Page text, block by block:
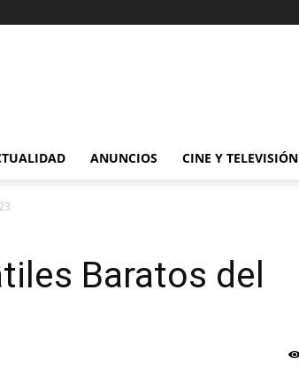
ANUNCIOS CINE Y TELEVISIÓN
Baratos del